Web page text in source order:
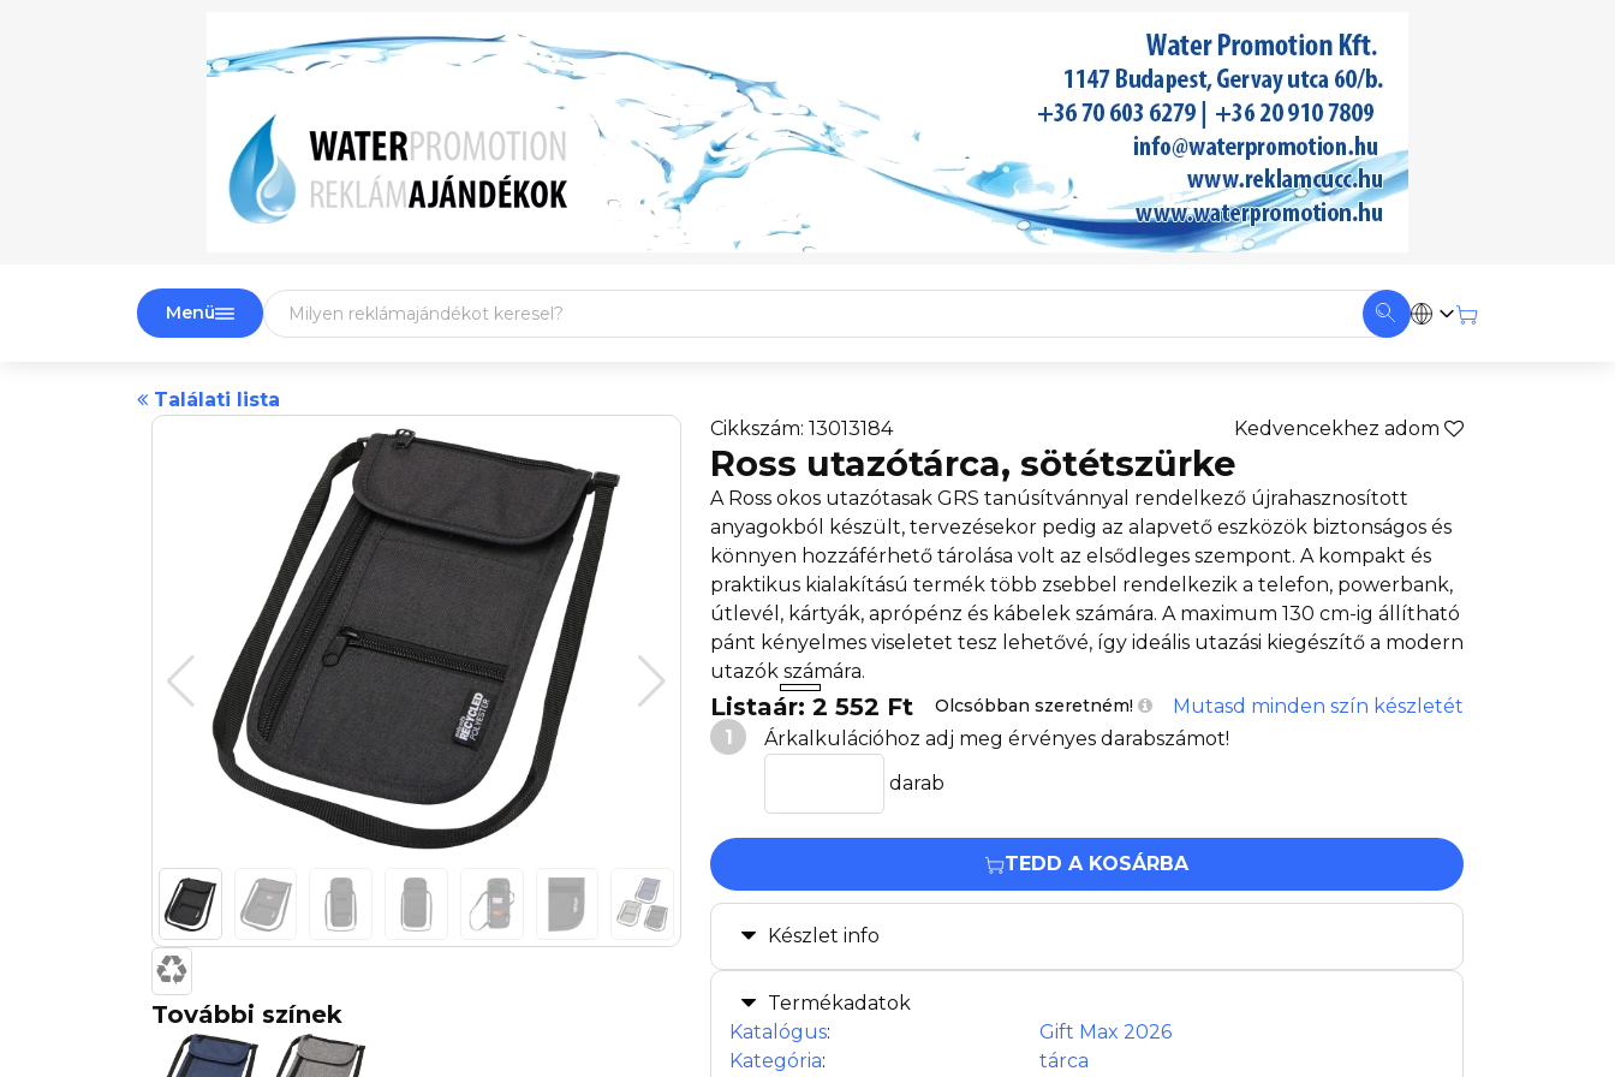
Menü
Találati lista
További színek
Cikkszám: 13013184 Kedvencekhez adom
Ross utazótárca, sötétszürke
A Ross okos utazótasak GRS tanúsítvánnyal rendelkező újrahasznosított
anyagokból készült, tervezésekor pedig az alapvető eszközök biztonságos és
könnyen hozzáférhető tárolása volt az elsődleges szempont. A kompakt és
praktikus kialakítású termék több zsebbel rendelkezik a telefon, powerbank,
útlevél, kártyák, aprópénz és kábelek számára. A maximum 130 cm-ig állítható
pánt kényelmes viseletet tesz lehetővé, így ideális utazási kiegészítő a modern
utazók számára.
Listaár: 2 552 Ft Olcsóbban szeretném!
Mutasd minden szín készletét
1
Árkalkulációhoz adj meg érvényes darabszámot!
darab
TEDD A KOSÁRBA
Készlet info
Termékadatok
Katalógus:
Gift Max 2026
Kategória: tárca